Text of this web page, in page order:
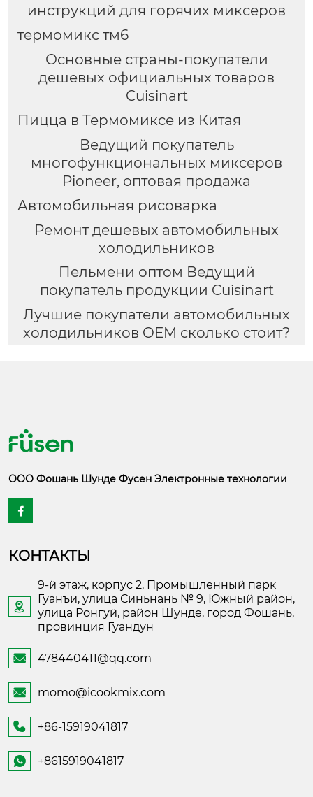
инструкций для горячих миксеров
термомикс тм6
Основные страны-покупатели
дешевых официальных товаров
Cuisinart
Пицца в Термомиксе из Китая
Ведущий покупатель
многофункциональных миксеров
Pioneer, оптовая продажа
Автомобильная рисоварка
Ремонт дешевых автомобильных
холодильников
Пельмени оптом Ведущий
покупатель продукции Cuisinart
Лучшие покупатели автомобильных
холодильников OEM сколько стоит?
ООО Фошань Шунде Фусен Электронные технологии

КОНТАКТЫ

9-й этаж, корпус 2, Промышленный парк
Гуанъи, улица Синьнань № 9, Южный район,
улица Ронгуй, район Шунде, город Фошань,
провинция Гуандун
 478440411@qq.com
 momo@icookmix.com
 +86-15919041817
 +8615919041817